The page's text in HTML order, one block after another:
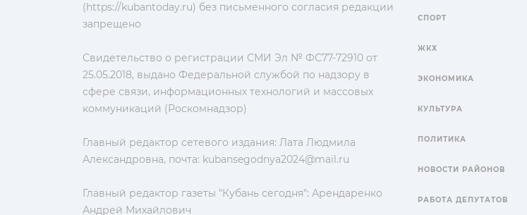
(https://kubantoday.ru) без письменного согласия редакции
запрещено
Свидетельство о регистрации СМИ Эл № ФС77-72910 от
25.05.2018, выдано Федеральной службой по надзору в
сфере связи, информационных технологий и массовых
коммуникаций (Роскомнадзор)
Главный редактор сетевого издания: Лата Людмила
Александровна, почта: kubansegodnya2024@mail.ru
Главный редактор газеты "Кубань сегодня": Арендаренко
Андрей Михайлович
СПОРТ
ЖКХ
ЭКОНОМИКА
КУЛЬТУРА
ПОЛИТИКА
НОВОСТИ РАЙОНОВ
РАБОТА ДЕПУТАТОВ